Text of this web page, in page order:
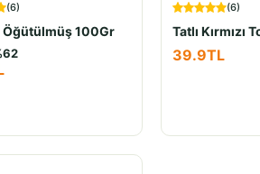
(6)
100Gr
62
(6)
Tatlı Kırmızı
39.9TL